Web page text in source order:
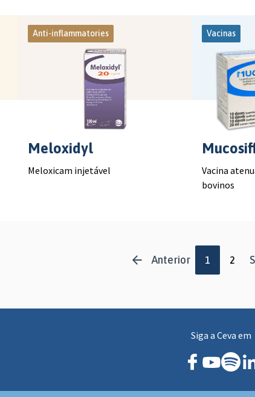
Anti-inflammatories
Meloxidyl
Meloxicam injetável
Vacinas
Vacina
bovinos
Anterior 1 2
Siga a Ceva em